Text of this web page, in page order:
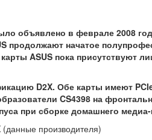
объявлено в феврале 2008
продолжают начатое
ASUS пока присутствуют
D2X. Обе карты имеют
CS4398 на
при сборке домашнего медиа-
(данные производителя)